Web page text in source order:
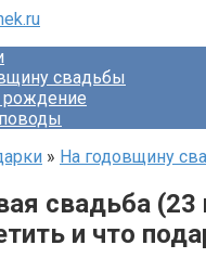
свадьбы
рождение
» На годовщину
свадьба (23
и что